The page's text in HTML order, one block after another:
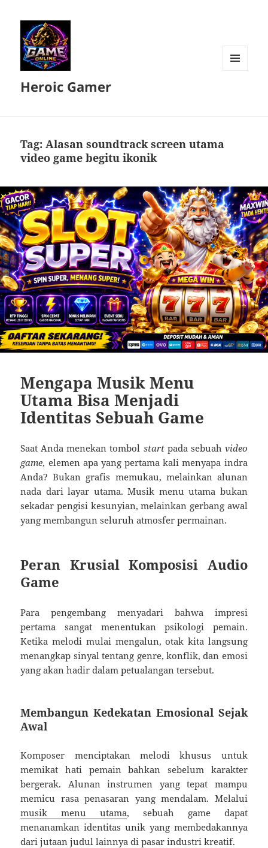
Heroic Gamer
Tag:Alasan soundtrack screen utama
video game begitu ikonik
Mengapa Musik Menu
Utama Bisa Menjadi
Identitas Sebuah Game
Saat Anda menekan tombol startpada sebuah video
game, elemen apa yang pertama kali menyapa indra
Anda? Bukan grafis memukau, melainkan alunan
nada dari layar utama. Musik menu utama bukan
sekadar pengisi kesunyian, melainkan gerbang awal
yang membangun seluruh atmosfer permainan.
Peran Krusial Komposisi Audio
Game
Para pengembang menyadari bahwa impresi
pertama sangat menentukan psikologi pemain.
Ketika melodi mulai mengalun, otak kita langsung
menangkap sinyal tentang genre, konflik, dan emosi
yang akan hadir dalam petualangan tersebut.
Membangun Kedekatan Emosional Sejak
Awal
Komposer menciptakan melodi khusus untuk
memikat hati pemain bahkan sebelum karakter
bergerak. Alunan instrumen yang tepat mampu
memicu rasa penasaran yang mendalam. Melalui
musik menu utama, sebuah game dapat
menanamkan identitas unik yang membedakannya
dari jutaan judul lainnya di pasar industri kreatif.